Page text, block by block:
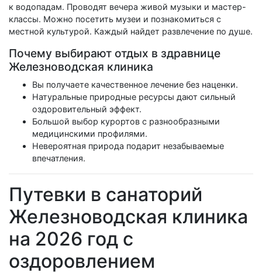
к водопадам. Проводят вечера живой музыки и мастер-
классы. Можно посетить музеи и познакомиться с
местной культурой. Каждый найдет развлечение по душе.
Почему выбирают отдых в здравнице
Железноводская клиника
Вы получаете качественное лечение без наценки.
Натуральные природные ресурсы дают сильный
оздоровительный эффект.
Большой выбор курортов с разнообразными
медицинскими профилями.
Невероятная природа подарит незабываемые
впечатления.
Путевки в санаторий
Железноводская клиника
на 2026 год с
оздоровлением